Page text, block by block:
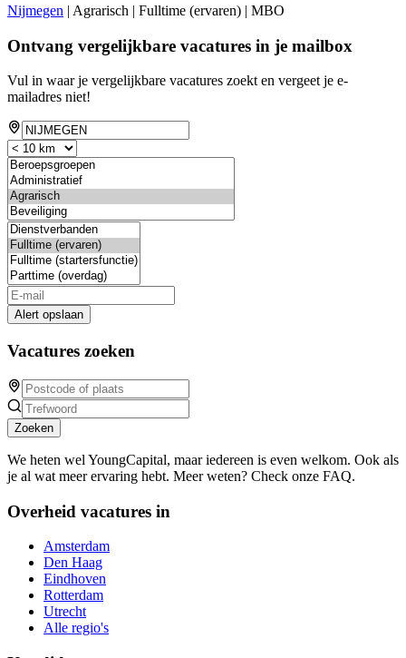
Nijmegen | Agrarisch | Fulltime (ervaren) | MBO
Ontvang vergelijkbare vacatures in je mailbox
Vul in waar je vergelijkbare vacatures zoekt en vergeet je e-
mailadres niet!
Alert opslaan
Vacatures zoeken
Zoeken
We heten wel YoungCapital, maar iedereen is even welkom. Ook als
je al wat meer ervaring hebt. Meer weten? Check onze FAQ.
Overheid vacatures in
Amsterdam
Den Haag
Eindhoven
Rotterdam
Utrecht
Alle regio's